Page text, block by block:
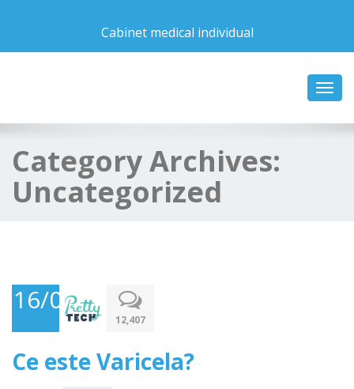
Cabinet medical individual
Category Archives:
Uncategorized
16/07/2015
12,407
Ce este Varicela?